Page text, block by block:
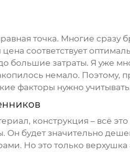
точка. Многие
цена соответствует
большие затраты. Я уже
немало. Поэтому,
факторы нужно
конструкция – всё
будет значительно
Но это только верхушка